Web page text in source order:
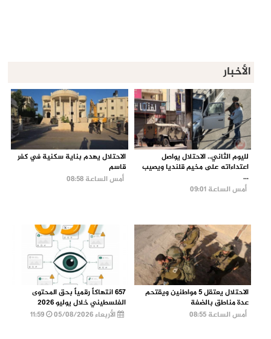
الأخبار
لليوم الثاني.. الاحتلال يواصل
اعتداءاته على مخيم قلنديا ويصيب
...
أمس الساعة 09:01
الاحتلال يهدم بناية سكنية في كفر
قاسم
أمس الساعة 08:58
الاحتلال يعتقل 5 مواطنين ويقتحم
عدة مناطق بالضفة
أمس الساعة 08:55
657 انتهاكاً رقمياً بحق المحتوى
الفلسطيني خلال يوليو 2026
الأربعاء 05/08/2026
11:59